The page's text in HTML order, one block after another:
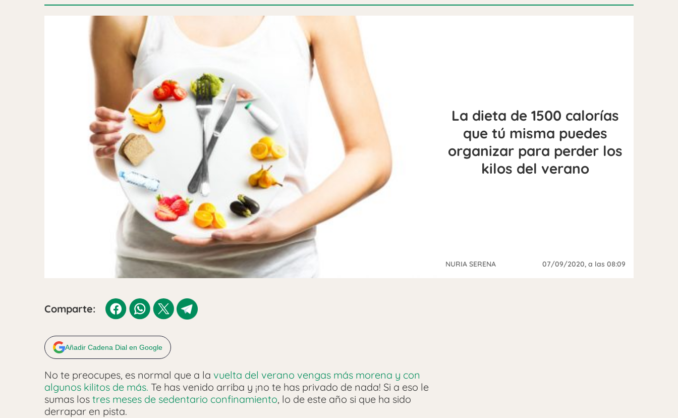
La dieta de 1500 calorías
que tú misma puedes
organizar para perder los
kilos del verano
NURIA SERENA 07/09/2020, a las 08:09
Comparte:
Añadir Cadena Dial en Google
No te preocupes, es normal que a la vuelta del verano vengas más morena y con
algunos kilitos de más. Te has venido arriba y ¡no te has privado de nada! Si a eso le
sumas los tres meses de sedentario confinamiento, lo de este año si que ha sido
derrapar en pista.